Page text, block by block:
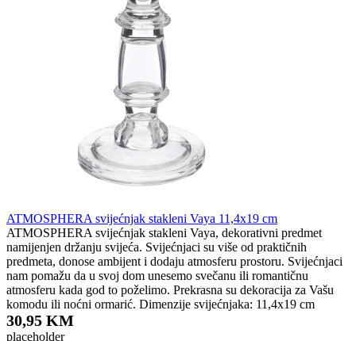
ATMOSPHERA svijećnjak stakleni Vaya 11,4x19 cm
ATMOSPHERA svijećnjak stakleni Vaya, dekorativni predmet
namijenjen držanju svijeća. Svijećnjaci su više od praktičnih
predmeta, donose ambijent i dodaju atmosferu prostoru. Svijećnjaci
nam pomažu da u svoj dom unesemo svečanu ili romantičnu
atmosferu kada god to poželimo. Prekrasna su dekoracija za Vašu
komodu ili noćni ormarić. Dimenzije svijećnjaka: 11,4x19 cm
30,95 KM
placeholder